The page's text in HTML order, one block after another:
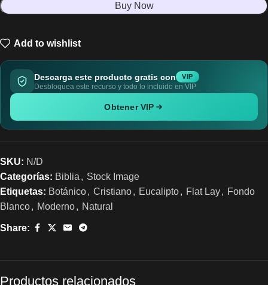
Buy Now
Add to wishlist
Descarga este producto gratis con VIP
Desbloquea este recurso y todo lo incluido en VIP
Obtener VIP
SKU: N/D
Categorías: Biblia , Stock Image
Etiquetas: Botánico, Cristiano, Eucalipto, Flat Lay, Fondo
Blanco, Moderno, Natural
Share:
Productos relacionados